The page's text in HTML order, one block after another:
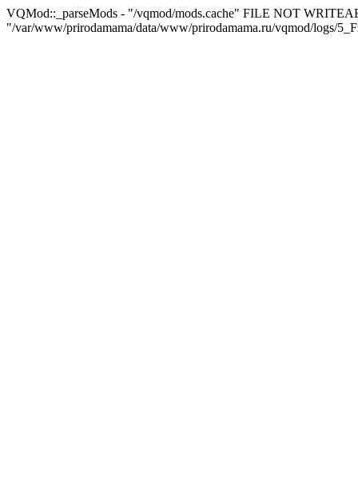
VQMod::_parseMods - "/vqmod/mods.cache" FILE NOT
"/var/www/prirodamama/data/www/prirodamama.ru/vqmod/logs/